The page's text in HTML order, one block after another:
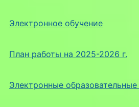
Электронное обучение
План работы на 2025-2026 г.
Электронные